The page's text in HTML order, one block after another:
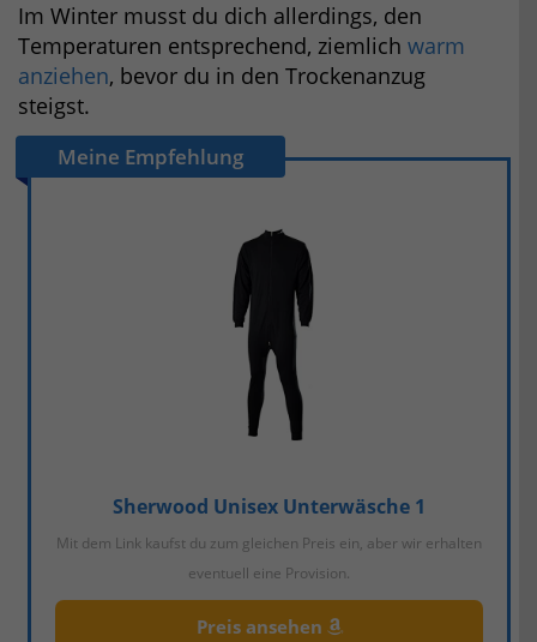
Im Winter musst du dich allerdings, den
Temperaturen entsprechend, ziemlich warm
anziehen, bevor du in den Trockenanzug
steigst.
Meine Empfehlung
Sherwood Unisex Unterwäsche 1
Mit dem Link kaufst du zum gleichen Preis ein, aber wir erhalten
eventuell eine Provision.
Preis ansehen